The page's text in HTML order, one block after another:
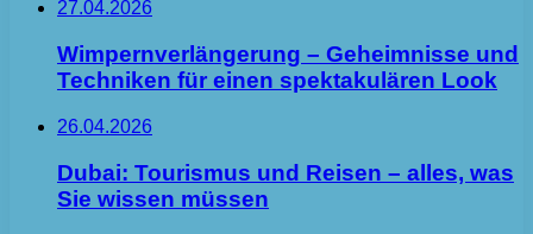
27.04.2026
Wimpernverlängerung – Geheimnisse und
Techniken für einen spektakulären Look
26.04.2026
Dubai: Tourismus und Reisen – alles, was
Sie wissen müssen